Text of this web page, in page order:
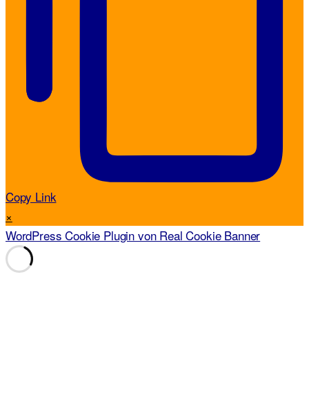
Copy Link
×
WordPress Cookie Plugin von Real Cookie Banner